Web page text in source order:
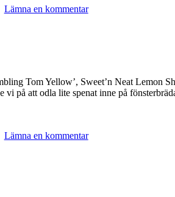
Lämna en kommentar
Tom Yellow’, Sweet’n Neat Lemon
vi på att odla lite spenat inne på
Lämna en kommentar